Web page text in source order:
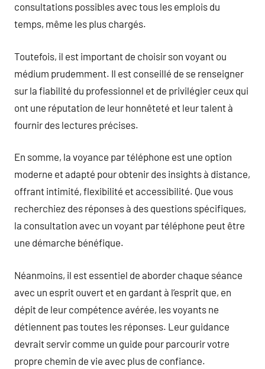
consultations possibles avec tous les emplois du
temps, même les plus chargés.
Toutefois, il est important de choisir son voyant ou
médium prudemment. Il est conseillé de se renseigner
sur la fiabilité du professionnel et de privilégier ceux qui
ont une réputation de leur honnêteté et leur talent à
fournir des lectures précises.
En somme, la voyance par téléphone est une option
moderne et adapté pour obtenir des insights à distance,
offrant intimité, flexibilité et accessibilité. Que vous
recherchiez des réponses à des questions spécifiques,
la consultation avec un voyant par téléphone peut être
une démarche bénéfique.
Néanmoins, il est essentiel de aborder chaque séance
avec un esprit ouvert et en gardant à l’esprit que, en
dépit de leur compétence avérée, les voyants ne
détiennent pas toutes les réponses. Leur guidance
devrait servir comme un guide pour parcourir votre
propre chemin de vie avec plus de confiance.